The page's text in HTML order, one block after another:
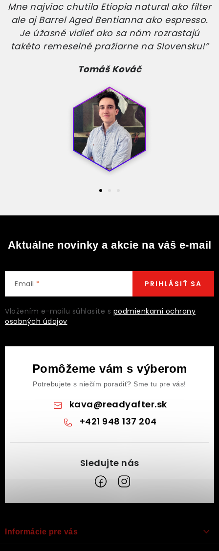
Mne najviac chutila Etiopia natural ako filter
ale aj Barrel Aged Bentianna ako espresso.
Je úžasné vidieť ako sa nám rozrastajú
takéto remeselné pražiarne na Slovensku!”
Tomáš Kováč
Aktuálne novinky a akcie na váš e-mail
Email
Vložením e-mailu súhlasíte s podmienkami ochrany
osobných údajov
PRIHLÁSIŤ SA
Pomôžeme vám s výberom
Potrebujete s niečím poradiť? Sme tu pre vás!
kava@readyafter.sk
+421 948 137 204
pInformácie pre vás